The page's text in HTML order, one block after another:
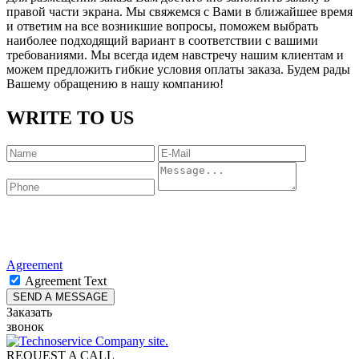
правой части экрана. Мы свяжемся с Вами в ближайшее время
и ответим на все возникшие вопросы, поможем выбрать
наиболее подходящий вариант в соответствии с вашими
требованиями. Мы всегда идем навстречу нашим клиентам и
можем предложить гибкие условия оплаты заказа. Будем рады
Вашему обращению в нашу компанию!
WRITE TO US
Agreement
Agreement Text
Заказать
звонок
REQUEST A CALL